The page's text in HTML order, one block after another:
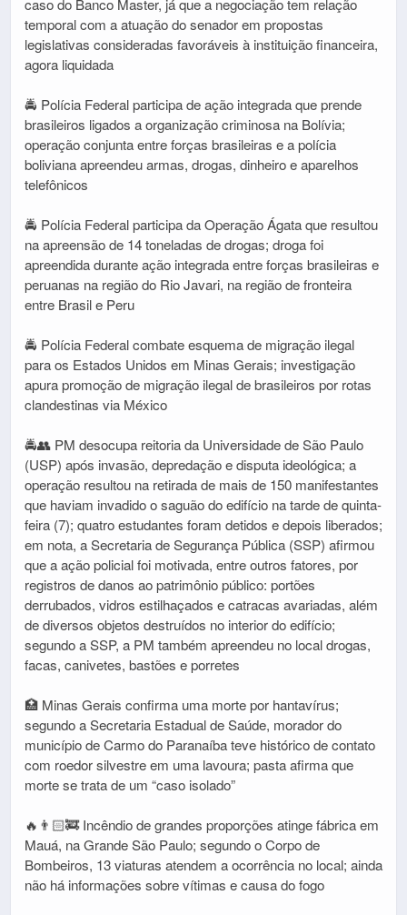
caso do Banco Master, já que a negociação tem relação
temporal com a atuação do senador em propostas
legislativas consideradas favoráveis à instituição financeira,
agora liquidada
🚔 Polícia Federal participa de ação integrada que prende
brasileiros ligados a organização criminosa na Bolívia;
operação conjunta entre forças brasileiras e a polícia
boliviana apreendeu armas, drogas, dinheiro e aparelhos
telefônicos
🚔 Polícia Federal participa da Operação Ágata que resultou
na apreensão de 14 toneladas de drogas; droga foi
apreendida durante ação integrada entre forças brasileiras e
peruanas na região do Rio Javari, na região de fronteira
entre Brasil e Peru
🚔 Polícia Federal combate esquema de migração ilegal
para os Estados Unidos em Minas Gerais; investigação
apura promoção de migração ilegal de brasileiros por rotas
clandestinas via México
🚔👥 PM desocupa reitoria da Universidade de São Paulo
(USP) após invasão, depredação e disputa ideológica; a
operação resultou na retirada de mais de 150 manifestantes
que haviam invadido o saguão do edifício na tarde de quinta-
feira (7); quatro estudantes foram detidos e depois liberados;
em nota, a Secretaria de Segurança Pública (SSP) afirmou
que a ação policial foi motivada, entre outros fatores, por
registros de danos ao patrimônio público: portões
derrubados, vidros estilhaçados e catracas avariadas, além
de diversos objetos destruídos no interior do edifício;
segundo a SSP, a PM também apreendeu no local drogas,
facas, canivetes, bastões e porretes
🏥 Minas Gerais confirma uma morte por hantavírus;
segundo a Secretaria Estadual de Saúde, morador do
município de Carmo do Paranaíba teve histórico de contato
com roedor silvestre em uma lavoura; pasta afirma que
morte se trata de um “caso isolado”
🔥👨🏻‍🚒 Incêndio de grandes proporções atinge fábrica em
Mauá, na Grande São Paulo; segundo o Corpo de
Bombeiros, 13 viaturas atendem a ocorrência no local; ainda
não há informações sobre vítimas e causa do fogo